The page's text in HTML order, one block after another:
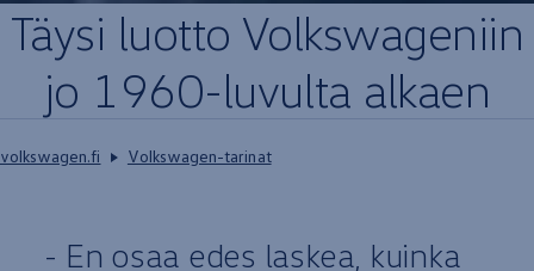
Täysi luotto Volkswageniin
jo 1960-luvulta alkaen
volkswagen.fi Volkswagen-tarinat
- En osaa edes laskea, kuinka